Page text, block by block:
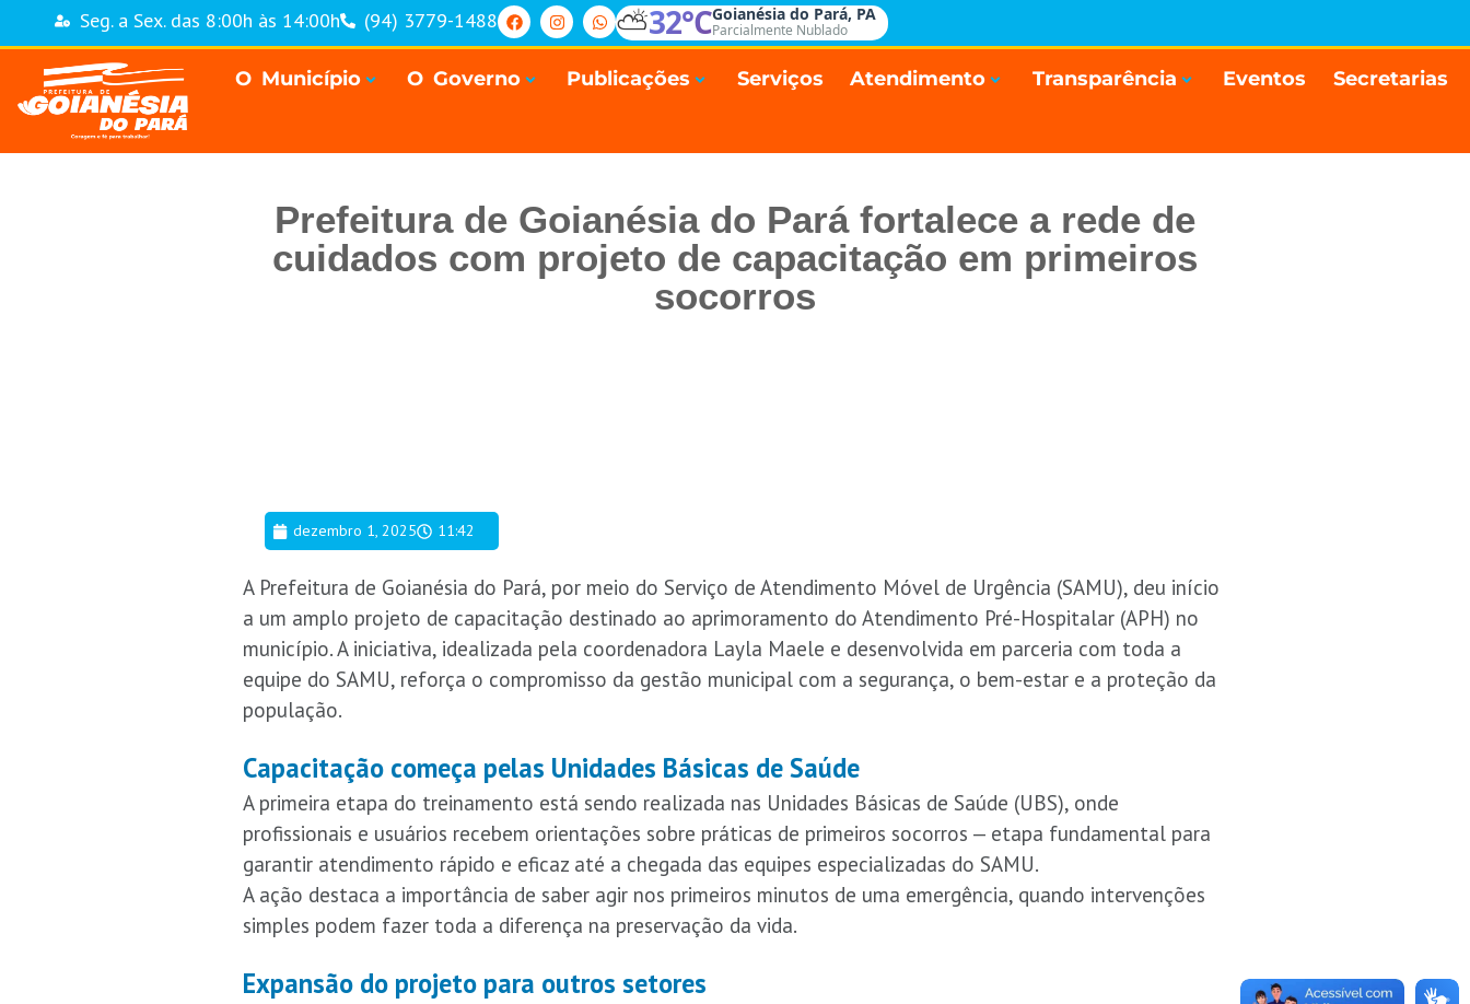
Seg. a Sex. das 8:00h às 14:00h (94) 3779-1488 ⛅32°CGoianésia do Pará, PA
Parcialmente Nublado
O Município O Governo Publicações Serviços Atendimento Transparência Eventos Secretarias
Prefeitura de Goianésia do Pará fortalece a rede de
cuidados com projeto de capacitação em primeiros
socorros
dezembro 1, 2025 11:42
A Prefeitura de Goianésia do Pará, por meio do Serviço de Atendimento Móvel de Urgência (SAMU), deu início
a um amplo projeto de capacitação destinado ao aprimoramento do Atendimento Pré-Hospitalar (APH) no
município. A iniciativa, idealizada pela coordenadora Layla Maele e desenvolvida em parceria com toda a
equipe do SAMU, reforça o compromisso da gestão municipal com a segurança, o bem-estar e a proteção da
população.
Capacitação começa pelas Unidades Básicas de Saúde
A primeira etapa do treinamento está sendo realizada nas Unidades Básicas de Saúde (UBS), onde
profissionais e usuários recebem orientações sobre práticas de primeiros socorros — etapa fundamental para
garantir atendimento rápido e eficaz até a chegada das equipes especializadas do SAMU.
A ação destaca a importância de saber agir nos primeiros minutos de uma emergência, quando intervenções
simples podem fazer toda a diferença na preservação da vida.
Expansão do projeto para outros setores